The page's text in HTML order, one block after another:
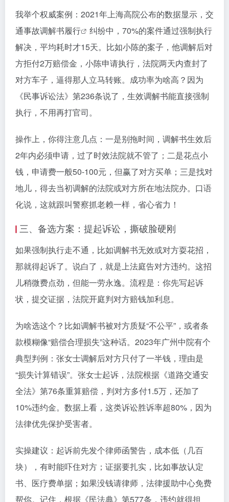
我举个权威案例：2021年上海高院公布的数据显示，交
通事故调解书履行
纠纷中，70%的案件通过强制执行
解决，平均耗时才15天。比如小陈的案子，他调解后对
方拒付2万赔偿金，小陈申请执行，法院两天内查封了
对方车子，逼得那人立马转账。成功率为啥高？因为
《民事诉讼法》第236条说了，生效调解书能直接强制
执行，不用再打官司。
操作上，你得注意几点：一是别拖时间，调解书生效后
2年内必须申请，过了时效法院就不管了；二是花点小
钱，申请费一般50-100元，但赢了对方买单；三是找对
地儿，得去当初调解的法院或对方所在地法院办。口语
化说，这就跟叫警察抓老赖一样，省心省力！
三、备选方案：提起诉讼，撕破脸硬刚
如果强制执行走不通，比如调解书无效或对方耍花招，
那就得起诉了。说白了，就是上法庭告对方违约。这招
儿稍微费点劲，但能一劳永逸。流程是：你先写起诉
状，提交证据，法院开庭判对方赔钱加利息。
为啥选这个？比如调解书被对方质疑“不公平”，或者条
款模糊像“赔偿合理损失”这种话。2023年广州中院有个
典型判例：张女士调解后对方只付了一半钱，理由是
“损失计算错误”。张女士起诉，法院根据《道路交通安
全法》第76条重算赔偿，判对方多付1.5万，还加了
10%违约金。数据上看，这类诉讼胜诉率超80%，因为
法律优先保护受害者。
实操建议：起诉前先发个律师函警告，成本低（几百
块），有时能吓住对方；证据要扎实，比如事故认定
书、医疗费单据；如果没钱请律师，法律援助中心免费
帮你。记住，根据《民法典》第577条，违约就得担